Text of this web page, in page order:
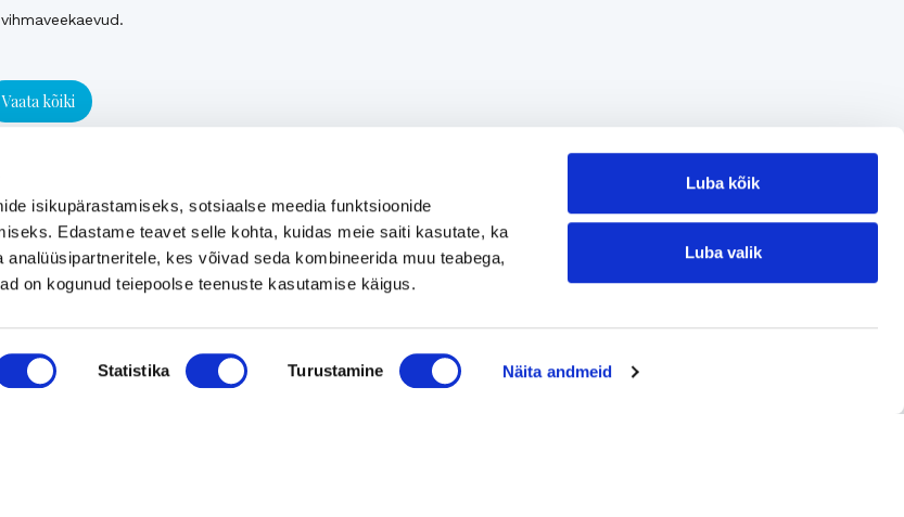
isikupärastamiseks, sotsiaalse meedia funktsioonide
Edastame teavet selle kohta, kuidas meie saiti kasutate, ka
kes võivad seda kombineerida muu teabega,
on kogunud teiepoolse teenuste kasutamise käigus.
Statistika Turustamine Näita andmeid
Luba kõik
Luba valik
vihmaveekaevud.
Vaata kõiki
Jätke kontaktisoov